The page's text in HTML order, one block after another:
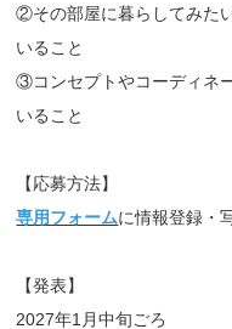
②その部屋に暮らしてみた
いること
③コンセプトやコーディネ
いること
【応募方法】
専用フォームに情報登録・
【発表】
2027年1月中旬ごろ